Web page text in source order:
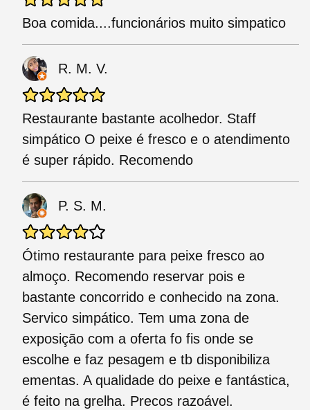
Boa comida....funcionários muito simpatico
R. M. V.
Restaurante bastante acolhedor. Staff
simpático O peixe é fresco e o atendimento
é super rápido. Recomendo
P. S. M.
Ótimo restaurante para peixe fresco ao
almoço. Recomendo reservar pois e
bastante concorrido e conhecido na zona.
Servico simpático. Tem uma zona de
exposição com a oferta fo fis onde se
escolhe e faz pesagem e tb disponibiliza
ementas. A qualidade do peixe e fantástica,
é feito na grelha. Precos razoável.